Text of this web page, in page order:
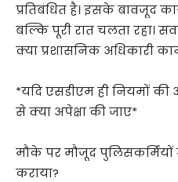
प्रतिबंधित है। इसके बावजूद
बल्कि पूरी रात चलता रहा।
क्या प्रशासनिक अधिकारी
*यदि एसडीएम ही नियमों
से क्या अपेक्षा की जाए*
मौके पर मौजूद
कराया?